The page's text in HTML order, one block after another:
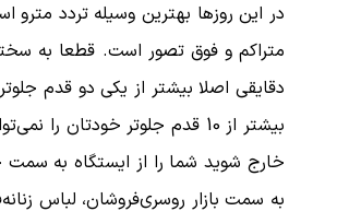
در این روزها بهترین وسیله تردد
متراکم و فوق تصور است. قطعا به
دقایقی اصلا بیشتر از یکی دو قدم
بیشتر از 10 قدم جلوتر
خارج شوید شما را از ایستگاه به سمت
به سمت بازار روسری‌فروشان، لباس